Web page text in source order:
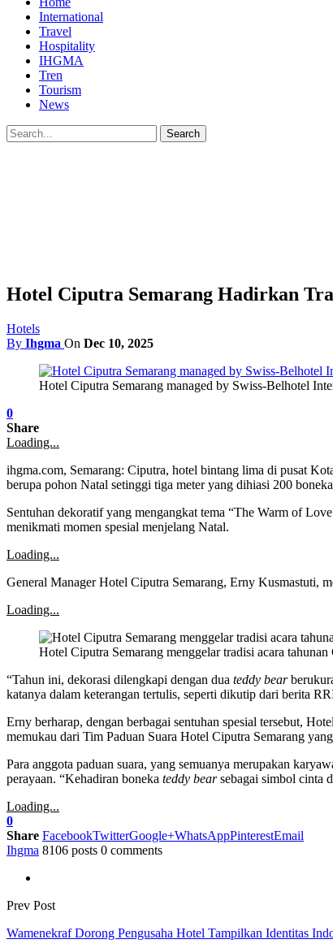
International
Travel
Hospitality
IHGMA
Tren
Tourism
News
Hotel Ciputra Semarang Hadirkan
Hotels
By Ihgma On Dec 10, 2025
Hotel Ciputra Semarang managed by Swiss-Belhotel
0
Share
Loading...
ihgma.com, Semarang: Ciputra, hotel bintang lima di pusat
berupa pohon Natal setinggi tiga meter yang dihiasi 200 boneka
Sentuhan dekoratif yang mengangkat tema “The Warm of
menikmati momen spesial menjelang Natal.
Loading...
General Manager Hotel Ciputra Semarang, Erny Kusmastuti,
Loading...
Hotel Ciputra Semarang menggelar tradisi acara
“Tahun ini, dekorasi dilengkapi dengan dua teddy bear
katanya dalam keterangan tertulis, seperti dikutip dari berita
Erny berharap, dengan berbagai sentuhan spesial tersebut,
memukau dari Tim Paduan Suara Hotel Ciputra Semarang
Para anggota paduan suara, yang semuanya merupakan
perayaan. “Kehadiran boneka teddy bearsebagai simbol cinta
Loading...
0
Share FacebookTwitterGoogle+WhatsAppPinterestEmail
Ihgma 8106 posts 0 comments
Prev Post
Wamenekraf Dorong Pengusaha Hotel Tampilkan Identitas